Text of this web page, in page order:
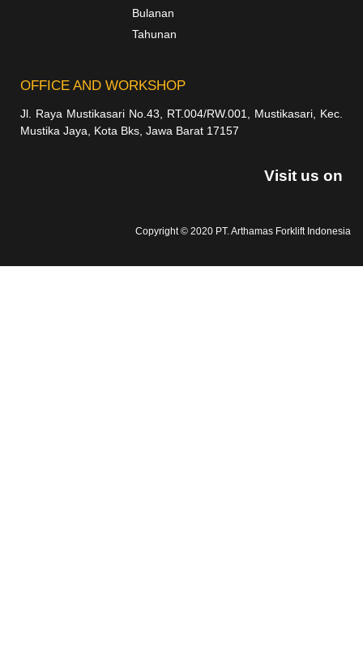
Bulanan
Tahunan
OFFICE AND WORKSHOP
Jl. Raya Mustikasari No.43, RT.004/RW.001, Mustikasari, Kec.
Mustika Jaya, Kota Bks, Jawa Barat 17157
Visit us on
Copyright © 2020 PT. Arthamas Forklift Indonesia